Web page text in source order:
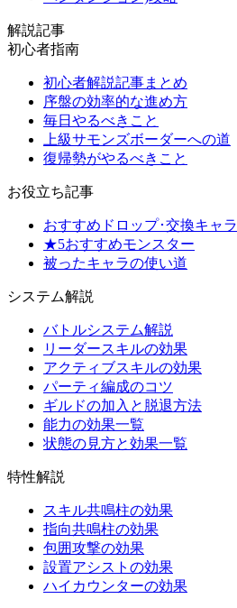
解説記事
初心者指南
初心者解説記事まとめ
序盤の効率的な進め方
毎日やるべきこと
上級サモンズボーダーへの道
復帰勢がやるべきこと
お役立ち記事
おすすめドロップ･交換キャラ
★5おすすめモンスター
被ったキャラの使い道
システム解説
バトルシステム解説
リーダースキルの効果
アクティブスキルの効果
パーティ編成のコツ
ギルドの加入と脱退方法
能力の効果一覧
状態の見方と効果一覧
特性解説
スキル共鳴柱の効果
指向共鳴柱の効果
包囲攻撃の効果
設置アシストの効果
ハイカウンターの効果